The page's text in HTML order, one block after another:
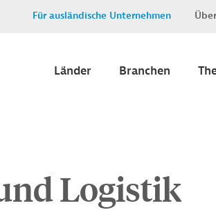
Für ausländische Unternehmen
Länder Branchen
Logistik